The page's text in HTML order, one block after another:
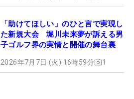
「助けてほしい」のひと言で実現し
た新規大会 堀川未来夢が訴える男
子ゴルフ界の実情と開催の舞台裏
2026年7月7日 (火) 16時59分 1